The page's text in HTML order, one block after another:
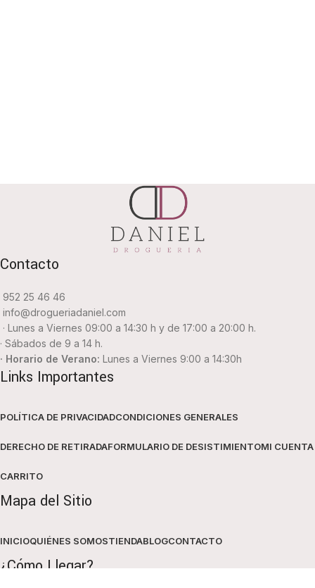
Contacto
952 25 46 46
info@drogueriadaniel.com
· Lunes a Viernes 09:00 a 14:30 h y de 17:00 a 20:00 h.
· Sábados de 9 a 14 h.
· Horario de Verano: Lunes a Viernes 9:00 a 14:30h
Links Importantes
POLÍTICA DE PRIVACIDADCONDICIONES GENERALES
DERECHO DE RETIRADAFORMULARIO DE DESISTIMIENTOMI CUENTA
CARRITO
Mapa del Sitio
INICIOQUIÉNES SOMOSTIENDABLOGCONTACTO
¿Cómo Llegar?